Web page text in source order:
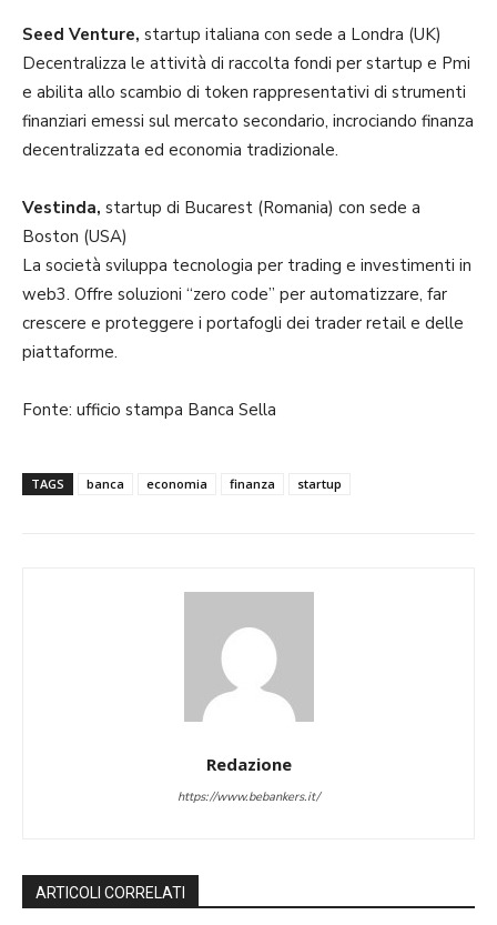
Seed Venture, startup italiana con sede a Londra (UK)
Decentralizza le attività di raccolta fondi per startup e Pmi
e abilita allo scambio di token rappresentativi di strumenti
finanziari emessi sul mercato secondario, incrociando finanza
decentralizzata ed economia tradizionale.
Vestinda, startup di Bucarest (Romania) con sede a
Boston (USA)
La società sviluppa tecnologia per trading e investimenti in
web3. Offre soluzioni “zero code” per automatizzare, far
crescere e proteggere i portafogli dei trader retail e delle
piattaforme.
Fonte: ufficio stampa Banca Sella
TAGS banca economia finanza startup
Redazione
https://www.bebankers.it/
ARTICOLI CORRELATI